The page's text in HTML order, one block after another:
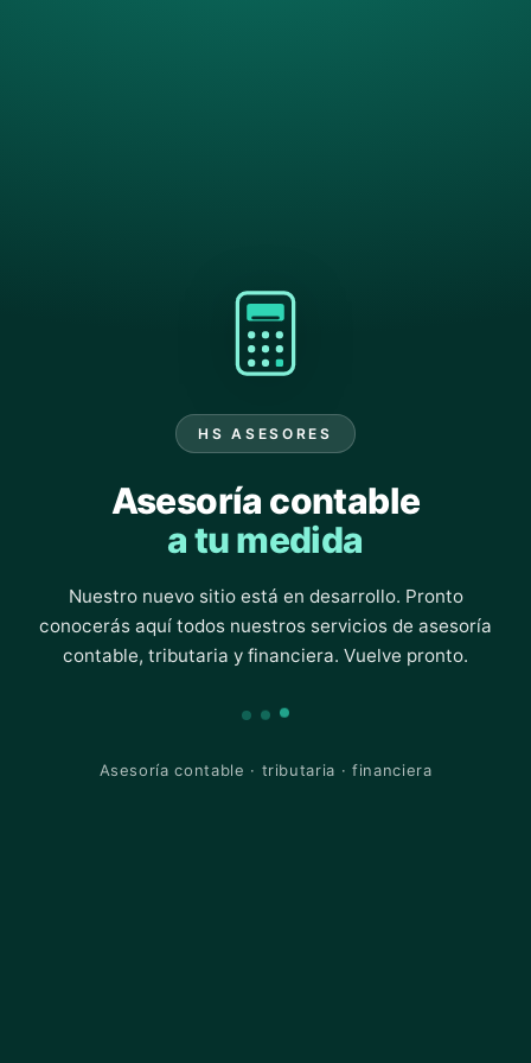
HS ASESORES
Asesoría contable
a tu medida
Nuestro nuevo sitio está en desarrollo. Pronto
conocerás aquí todos nuestros servicios de asesoría
contable, tributaria y financiera. Vuelve pronto.
Asesoría contable · tributaria · financiera